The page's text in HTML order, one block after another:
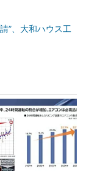
”、大和ハウス工